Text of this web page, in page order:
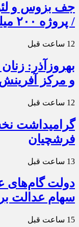
جف بزوس و
/ پروژه ۲۰۰ میلیون دلاری جنجال به پا کرد
12 ساعت قبل
بهروزآذر:
و مرکز
12 ساعت قبل
گرامیداشت
فرشچیان
13 ساعت قبل
دولت گام‌های
سهام عدالت
15 ساعت قبل